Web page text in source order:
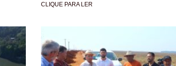
CLIQUE PARA LER